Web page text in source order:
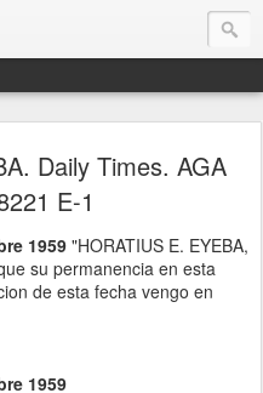
Daily Times. AGA
E-1
1959 "HORATIUS E. EYEBA,
su permanencia en esta
de esta fecha vengo en
1959